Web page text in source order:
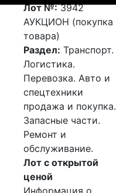
Лот №:3942
АУКЦИОН (покупка
товара)
Раздел: Транспорт.
Логистика.
Перевозка. Авто и
спецтехники
продажа и покупка.
Запасные части.
Ремонт и
обслуживание.
Лот с открытой
ценой
Информация о